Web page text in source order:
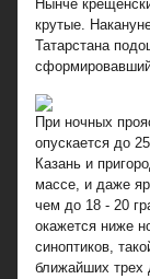
Нынче
крутые.
Татарстана
При ночных
опускается до
Казань и
массе, и даже
чем до 18 - 20
окажется ниже
синоптиков,
ближайших трех